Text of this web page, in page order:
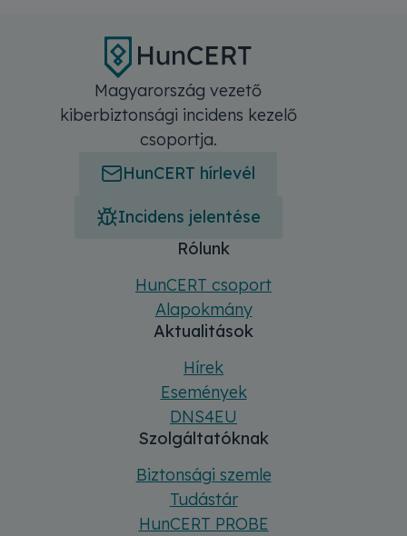
Magyarország vezető
kiberbiztonsági incidens kezelő
csoportja.
HunCERT hírlevél
Incidens jelentése
Rólunk
HunCERT csoport
Alapokmány
Aktualitások
Hírek
Események
DNS4EU
Szolgáltatóknak
Biztonsági szemle
Tudástár
HunCERT PROBE